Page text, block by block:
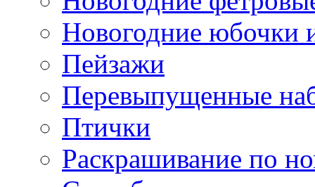
Новогодние юбочки
Пейзажи
Перевыпущенные
Птички
Раскрашивание по